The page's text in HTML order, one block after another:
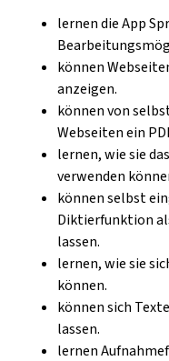
lernen die App
können
anzeigen.
können von
Webseiten ein
lernen, wie sie
verwenden
können selbst
Diktierfunktion
lassen.
lernen, wie sie
können.
können sich
lassen.
lernen